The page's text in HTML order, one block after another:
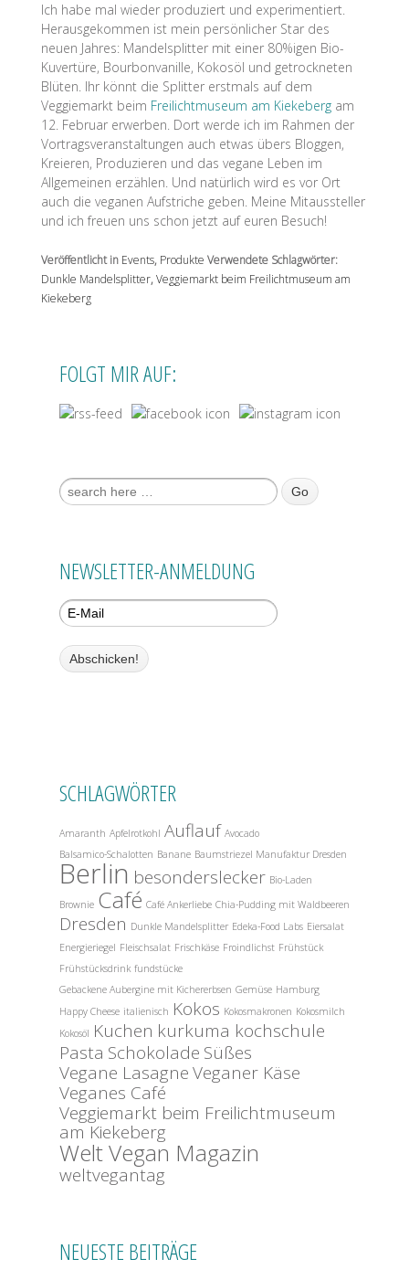
Ich habe mal wieder produziert und experimentiert.
Herausgekommen ist mein persönlicher Star des
neuen Jahres: Mandelsplitter mit einer 80%igen Bio-
Kuvertüre, Bourbonvanille, Kokosöl und getrockneten
Blüten. Ihr könnt die Splitter erstmals auf dem
Veggiemarkt beim Freilichtmuseum am Kiekeberg am
12. Februar erwerben. Dort werde ich im Rahmen der
Vortragsveranstaltungen auch etwas übers Bloggen,
Kreieren, Produzieren und das vegane Leben im
Allgemeinen erzählen. Und natürlich wird es vor Ort
auch die veganen Aufstriche geben. Meine Mitaussteller
und ich freuen uns schon jetzt auf euren Besuch!
Veröffentlicht in Events, Produkte Verwendete Schlagwörter:
Dunkle Mandelsplitter,Veggiemarkt beim Freilichtmuseum am
Kiekeberg
FOLGT MIR AUF:
Suche nach:
NEWSLETTER-ANMELDUNG
SCHLAGWÖRTER
Amaranth Apfelrotkohl Auflauf Avocado
Balsamico-Schalotten Banane Baumstriezel Manufaktur Dresden
Berlin besonderslecker Bio-Laden
Brownie Café Café Ankerliebe Chia-Pudding mit Waldbeeren
Dresden Dunkle Mandelsplitter Edeka-Food Labs Eiersalat
Energieriegel Fleischsalat Frischkäse Froindlichst Frühstück
Frühstücksdrink fundstücke
Gebackene Aubergine mit Kichererbsen Gemüse Hamburg
Happy Cheese italienisch Kokos Kokosmakronen Kokosmilch
Kokosöl Kuchen kurkuma kochschule
Pasta Schokolade Süßes
Vegane LasagneVeganer Käse
Veganes Café
Veggiemarkt beim Freilichtmuseum
am Kiekeberg
Welt Vegan Magazin
weltvegantag
NEUESTE BEITRÄGE